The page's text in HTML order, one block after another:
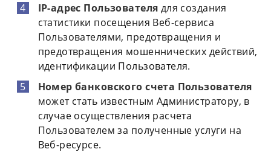
IP-адрес Пользователя для создания
статистики посещения Веб-сервиса
Пользователями, предотвращения и
предотвращения мошеннических действий,
идентификации Пользователя.
Номер банковского счета Пользователя
может стать известным Администратору, в
случае осуществления расчета
Пользователем за полученные услуги на
Веб-ресурсе.